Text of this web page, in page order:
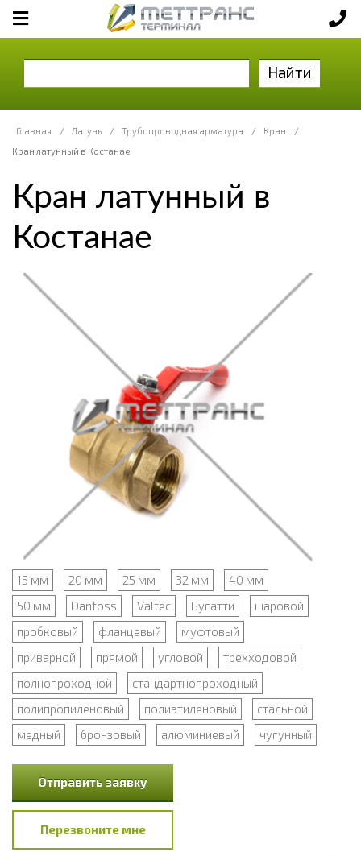
Найти
Главная / Латунь / Трубопроводная арматура / Кран
/
Кран латунный в Костанае
Кран латунный в
Костанае
15 мм 20 мм 25 мм 32 мм
40 мм
50 мм
Danfoss Valtec Бугатти
шаровой
пробковый
фланцевый
муфтовый
приварной
прямой угловой
трехходовой
полнопроходной
стандартнопроходный
полипропиленовый
полиэтиленовый
стальной
медный
бронзовый алюминиевый чугунный
Отправить заявку
Перезвоните мне